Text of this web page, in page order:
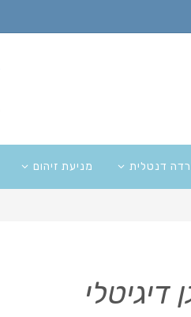
דנטלית מניעת זיהום
דיגיטלי